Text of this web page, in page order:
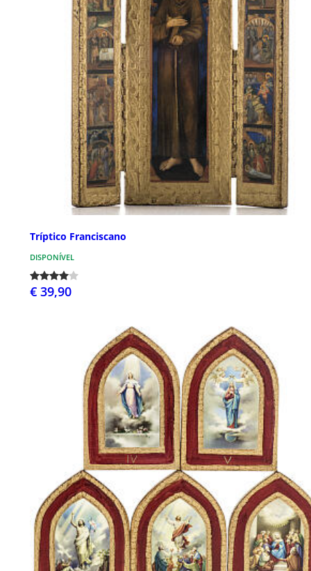
Tríptico Franciscano
DISPONÍVEL
€ 39,90